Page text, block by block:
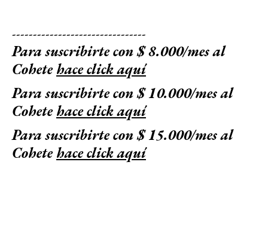
--------------------------------
Para suscribirte con $ 8.000/mes al
Cohetehace click aquí
Para suscribirte con $ 10.000/mes al
Cohetehace click aquí
Para suscribirte con $ 15.000/mes al
Cohetehace click aquí